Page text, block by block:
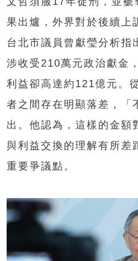
果出爐，外界對於後續上
台北市議員曾獻瑩分析指
涉收受210萬元政治獻金
利益卻高達約121億元。
者之間存在明顯落差，「
出。他認為，這樣的金額
與利益交換的理解有所差
重要爭議點。